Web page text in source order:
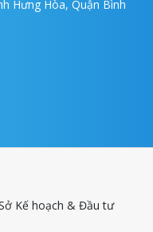
Hưng Hòa, Quận Bình
Kế hoạch & Đầu tư